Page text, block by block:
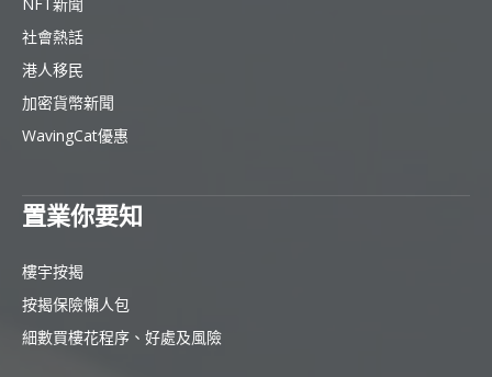
NFT新聞
社會熱話
港人移民
加密貨幣新聞
WavingCat優惠
置業你要知
樓宇按揭
按揭保險懶人包
細數買樓花程序、好處及風險